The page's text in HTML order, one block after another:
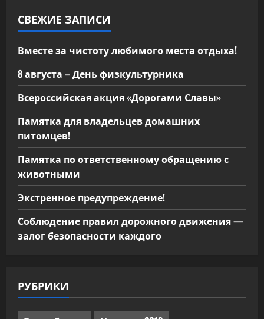
СВЕЖИЕ ЗАПИСИ
Вместе за чистоту любимого места отдыха!
8 августа – День физкультурника
Всероссийская акция «Дорогами Славы»
Памятка для владельцев домашних
питомцев!
Памятка по ответственному обращению с
животными
Экстренное предупреждение!
Соблюдение правил дорожного движения —
залог безопасности каждого
РУБРИКИ